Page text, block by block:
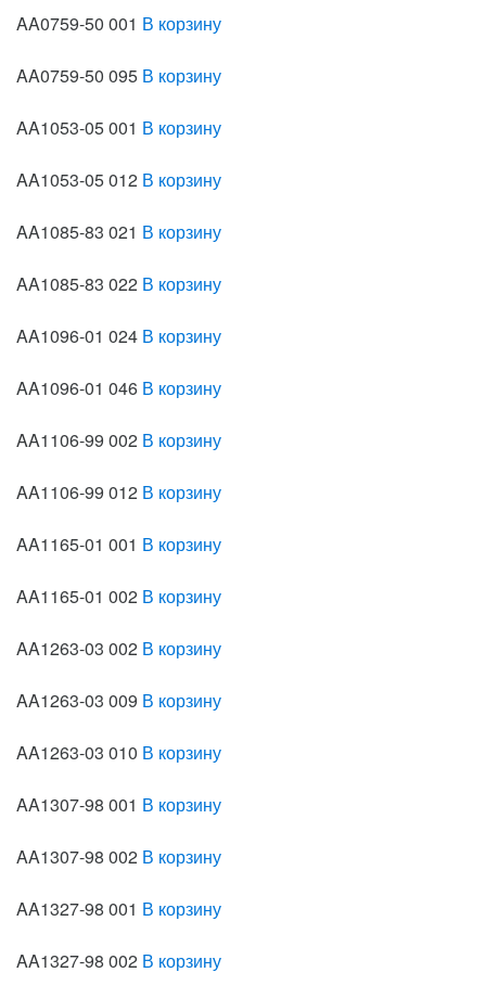
AA0759-50 001 В корзину
AA0759-50 095 В корзину
AA1053-05 001 В корзину
AA1053-05 012 В корзину
AA1085-83 021 В корзину
AA1085-83 022 В корзину
AA1096-01 024 В корзину
AA1096-01 046 В корзину
AA1106-99 002 В корзину
AA1106-99 012 В корзину
AA1165-01 001 В корзину
AA1165-01 002 В корзину
AA1263-03 002 В корзину
AA1263-03 009 В корзину
AA1263-03 010 В корзину
AA1307-98 001 В корзину
AA1307-98 002 В корзину
AA1327-98 001 В корзину
AA1327-98 002 В корзину